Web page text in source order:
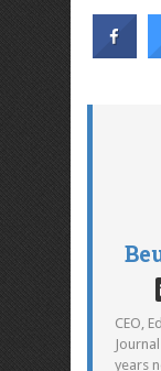
CEO,
years